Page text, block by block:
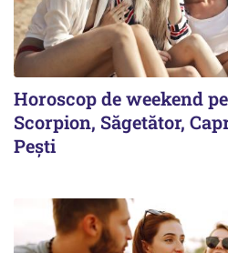
Horoscop de weekend
Scorpion, Săgetător,
Pești